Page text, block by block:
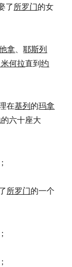
了所罗门的女
拿、耶斯列
何拉直到约
在基列的玛拿
六十座大
；
所罗门的一个
；
；